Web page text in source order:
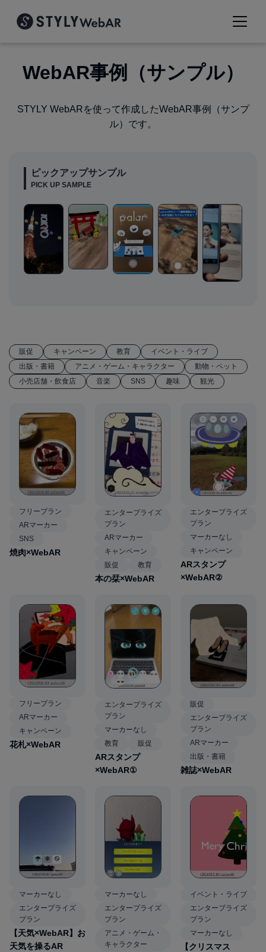
WebAR事例（サンプル）
STYLY WebARを使って作成したWebAR事例（サンプ
ル）です。
ピックアップサンプル
PICK UP SAMPLE
販促 キャンペーン 教育
イベント・ライブ
出版・書籍
アニメ・ゲーム・キャラクター
動物・ペット
小売店舗・飲食店
音楽 SNS 趣味 観光
フリープラン
ARマーカー
SNS
焼肉×WebAR
エンタープライズ
プラン
ARマーカー
キャンペーン
販促
教育
本の栞×WebAR
エンタープライズ
プラン
マーカーなし
キャンペーン
ARスタンプ
×WebAR②
フリープラン
ARマーカー
キャンペーン
花札×WebAR
エンタープライズ
プラン
マーカーなし
教育
販促
ARスタンプ
×WebAR①
販促
エンタープライズ
プラン
ARマーカー
出版・書籍
雑誌×WebAR
マーカーなし
エンタープライズ
プラン
【天気×WebAR】お
天気を操るAR
マーカーなし
エンタープライズ
プラン
アニメ・ゲーム・
キャラクター
イベント・ライブ
エンタープライズ
プラン
マーカーなし
【クリスマス